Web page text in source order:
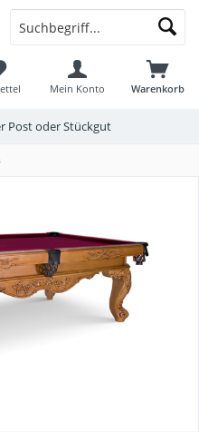
Warenkorb
Mein Konto
Post oder Stückgut